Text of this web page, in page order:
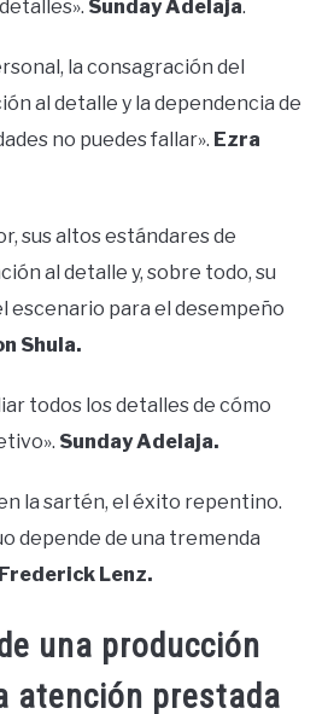
Sunday Adelaja.
la consagración del
al detalle y la dependencia de
no puedes fallar». Ezra
sus altos estándares de
al detalle y, sobre todo, su
escenario para el desempeño
Shula.
todos los detalles de cómo
Sunday Adelaja.
la sartén, el éxito repentino.
depende de una tremenda
Frederick Lenz.
una producción
atención prestada